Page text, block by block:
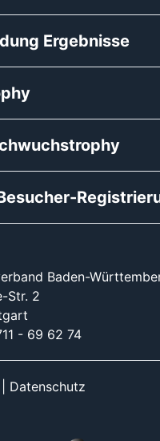
Ergebnisse
Baden-
Str. 2
- 69 62 74
Datenschutz